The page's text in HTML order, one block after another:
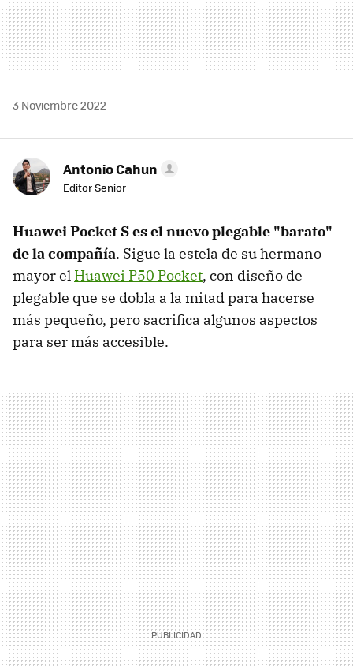
3 Noviembre 2022
Antonio Cahun
Editor Senior
Huawei Pocket S es el nuevo plegable "barato"
de la compañía. Sigue la estela de su hermano
mayor el Huawei P50 Pocket, con diseño de
plegable que se dobla a la mitad para hacerse
más pequeño, pero sacrifica algunos aspectos
para ser más accesible.